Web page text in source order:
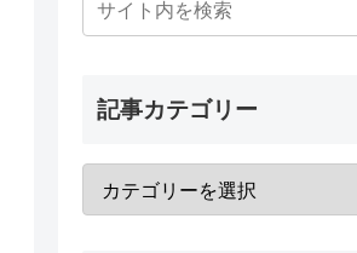
記事カテゴリー